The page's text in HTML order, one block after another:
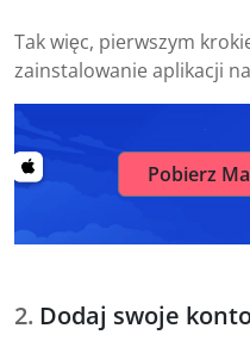
Tak więc, pierwszym
zainstalowanie aplikacji
Pobierz
Dodaj swoje